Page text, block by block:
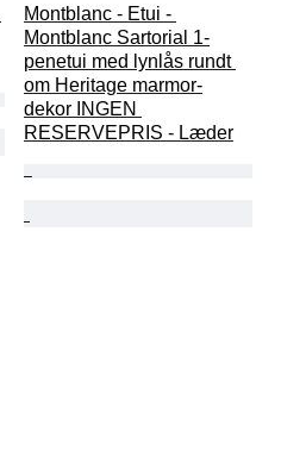
Montblanc - Etui -
Montblanc Sartorial 1-
penetui med lynlås rundt
om Heritage marmor-
dekor INGEN
RESERVEPRIS - Læder